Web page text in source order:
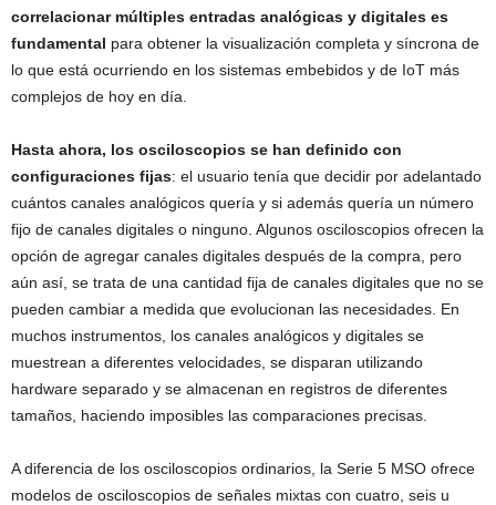
correlacionar múltiples entradas analógicas y digitales es
fundamental para obtener la visualización completa y síncrona de
lo que está ocurriendo en los sistemas embebidos y de IoT más
complejos de hoy en día.
Hasta ahora, los osciloscopios se han definido con
configuraciones fijas: el usuario tenía que decidir por adelantado
cuántos canales analógicos quería y si además quería un número
fijo de canales digitales o ninguno. Algunos osciloscopios ofrecen la
opción de agregar canales digitales después de la compra, pero
aún así, se trata de una cantidad fija de canales digitales que no se
pueden cambiar a medida que evolucionan las necesidades. En
muchos instrumentos, los canales analógicos y digitales se
muestrean a diferentes velocidades, se disparan utilizando
hardware separado y se almacenan en registros de diferentes
tamaños, haciendo imposibles las comparaciones precisas.
A diferencia de los osciloscopios ordinarios, la Serie 5 MSO ofrece
modelos de osciloscopios de señales mixtas con cuatro, seis u